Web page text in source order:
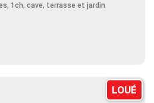
1ch, cave, terrasse et jardin
LOUÉ